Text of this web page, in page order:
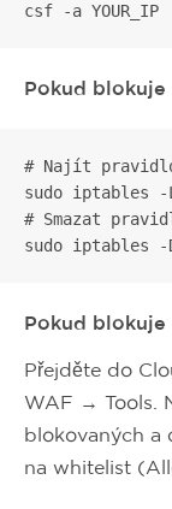
csf -a YOUR_IP
Pokud
# Najít
sudo iptables -
# Smazat
sudo iptables -
Pokud blokuje
Přejděte do
WAF → Tools.
blokovaných a
na whitelist